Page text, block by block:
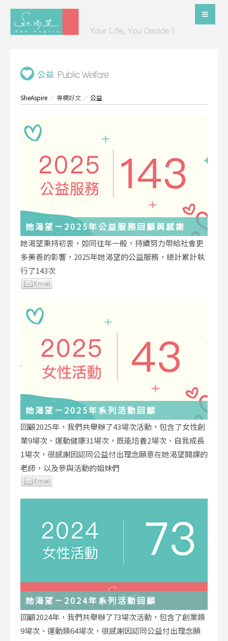
SheAspire ／專欄好文 ／公益
她渴望－2025年公益服務回顧與感謝
她渴望秉持初衷，如同往年一般，持續努力帶給社會更
多美善的影響，2025年她渴望的公益服務，總計累計執
行了143次
她渴望－2025年系列活動回顧
回顧2025年，我們共舉辦了43場次活動，包含了女性創
業9場次、運動健康31場次，既能培養2場次、自我成長
1場次，很感謝因認同公益付出理念願意在她渴望開課的
老師，以及參與活動的姐妹們
她渴望－2024年系列活動回顧
回顧2024年，我們共舉辦了73場次活動，包含了創業類
9場次、運動類64場次，很感謝因認同公益付出理念願